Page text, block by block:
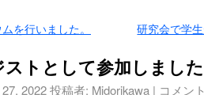
を行いました。 研究会で学
ストとして参加しまし
2022投稿者: Midorikawa | コメン